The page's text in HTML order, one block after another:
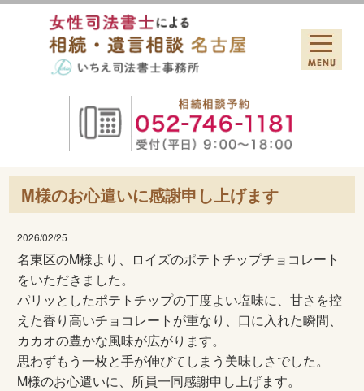
M様のお心遣いに感謝申し上げます
2026/02/25
名東区のM様より、
ロイズのポテトチップチョコレート
をいただきました。
パリッとしたポテトチップの丁度よい塩味に、甘さを控
えた香り高いチョコレートが重なり、口に入れた瞬間、
カカオの豊かな風味が広がります。
思わずもう一枚と手が伸びてしまう美味しさでした。
M様のお心遣いに、所員一同感謝申し上げます。